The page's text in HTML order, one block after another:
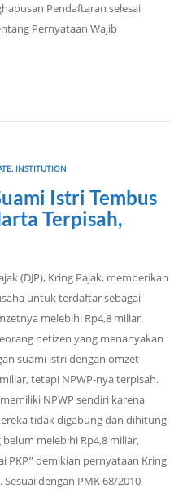
Pendaftaran selesai
Pernyataan Wajib
INSTITUTION
Istri Tembus
Terpisah,
(DJP), Kring Pajak, memberikan
untuk terdaftar sebagai
melebihi Rp4,8 miliar.
netizen yang menanyakan
suami istri dengan omzet
tetapi NPWP-nya terpisah.
NPWP sendiri karena
tidak digabung dan dihitung
melebihi Rp4,8 miliar,
PKP,” demikian pernyataan Kring
dengan PMK 68/2010